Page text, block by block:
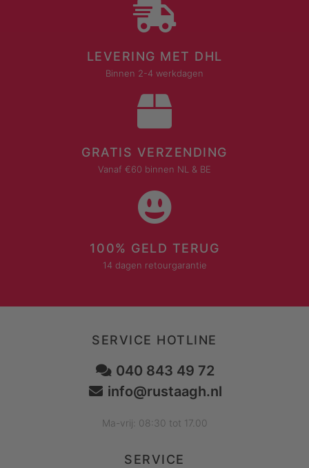
LEVERING MET DHL
Binnen 2-4 werkdagen
GRATIS VERZENDING
Vanaf €60 binnen NL & BE
100% GELD TERUG
14 dagen retourgarantie
SERVICE HOTLINE
040 843 49 72
info@rustaagh.nl
Ma-vrij: 08:30 tot 17.00
SERVICE